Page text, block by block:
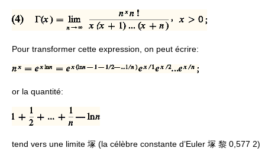
Pour transformer cette expression, on peut écrire:
or la quantité:
tend vers une limite 塚 (la célèbre constante d’Euler 塚 黎 0,577 2)